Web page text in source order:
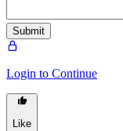
Submit
Login to Continue
Like